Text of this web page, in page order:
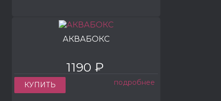
АКВАБОКС
1190 ₽
КУПИТЬ подробнее